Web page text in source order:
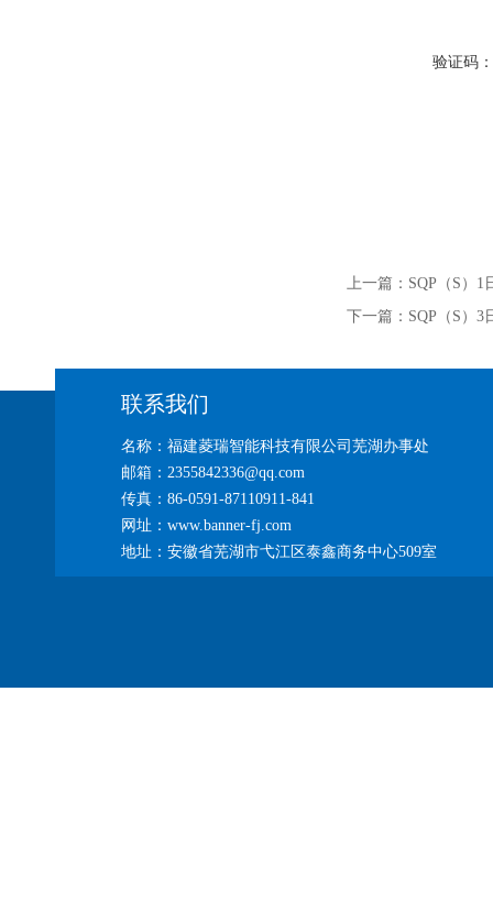
验证码：
上一篇： SQP（S）
下一篇： SQP（S）
联系我们
名称：福建菱瑞智能科技有限公司芜湖办事处
邮箱：2355842336@qq.com
传真：86-0591-87110911-841
网址：www.banner-fj.com
地址：安徽省芜湖市弋江区泰鑫商务中心509室